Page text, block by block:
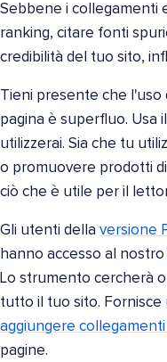
Sebbene i collegamenti
ranking, citare fonti
credibilità del tuo sito,
Tieni presente che l'uso
pagina è superfluo. Usa
utilizzerai. Sia che tu
o promuovere prodotti
ciò che è utile per il
Gli utenti della versione
hanno accesso al nostro
Lo strumento cercherà
tutto il tuo sito.
aggiungere
pagine.